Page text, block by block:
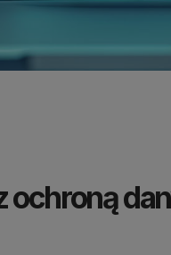
ochroną